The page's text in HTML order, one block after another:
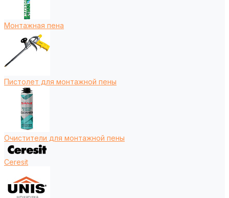
Монтажная пена
Пистолет для монтажной пены
Очистители для монтажной пены
Ceresit